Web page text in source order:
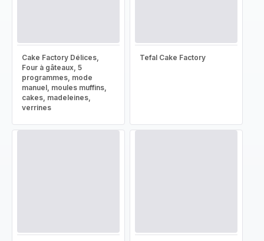
Cake Factory Délices,
Four à gâteaux, 5
programmes, mode
manuel, moules muffins,
cakes, madeleines,
verrines
Tefal Cake Factory